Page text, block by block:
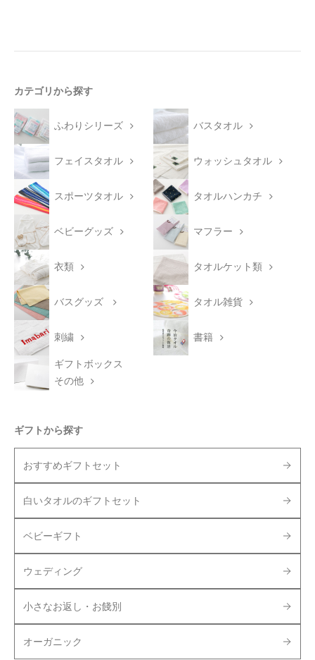
カテゴリから探す
ふわりシリーズ バスタオル
フェイスタオル ウォッシュタオル
スポーツタオル タオルハンカチ
ベビーグッズ マフラー
衣類 タオルケット類
バスグッズ タオル雑貨
刺繍 書籍
ギフトボックス
その他
ギフトから探す
おすすめギフトセット
白いタオルのギフトセット
ベビーギフト
ウェディング
小さなお返し・お餞別
オーガニック